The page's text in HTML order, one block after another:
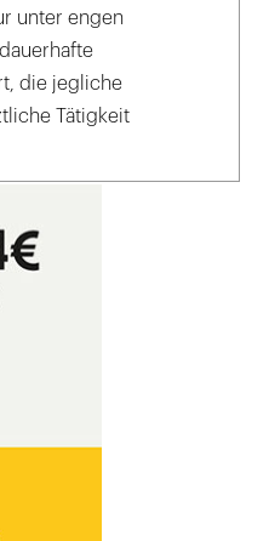
unter engen
die jegliche
Tätigkeit